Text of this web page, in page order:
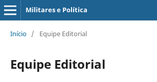
Militares e Política
Início / Equipe Editorial
Equipe Editorial